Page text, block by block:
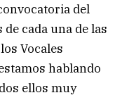
del
cada una de las
Vocales
hablando
ellos muy